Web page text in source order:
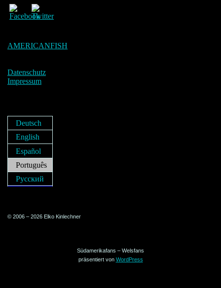
AMERICANFISH
Datenschutz
Impressum
Deutsch
English
Español
Português
Русский
© 2006 – 2026 Elko Kinlechner
Südamerikafans – Welsfans
präsentiert von WordPress